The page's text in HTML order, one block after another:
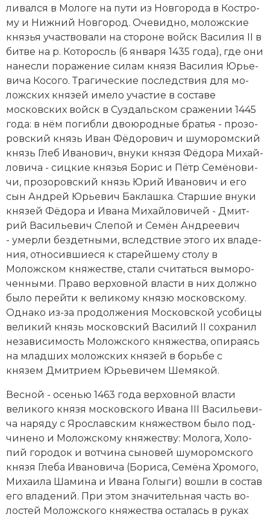
ли­вал­ся в Мо­ло­ге на пу­ти из Нов­го­ро­да в Ко­ст­ро­
му и Ниж­ний Нов­го­род. Оче­вид­но, мо­лож­ские
кня­зья уча­ст­во­ва­ли на сто­ро­не войск Ва­си­лия II в
бит­ве на р. Ко­то­росль (6 января 1435 года), где они
на­нес­ли по­ра­же­ние си­лам князя Ва­си­лия Юрь­е­
ви­ча Ко­со­го. Тра­гические по­след­ст­вия для мо­
лож­ских кня­зей име­ло уча­стие в со­ста­ве
московских войск в Суз­даль­ском сра­же­нии 1445
года: в нём по­гиб­ли двою­род­ные бра­тья - про­зо­
ров­ский князь Иван Фё­до­ро­вич и шу­мо­ром­ский
князь Глеб Ива­но­вич, вну­ки князя Фё­до­ра Ми­хай­
ло­ви­ча - сиц­кие кня­зья Бо­рис и Пётр Се­мё­но­ви­
чи, про­зо­ров­ский князь Юрий Ива­но­вич и его
сын Ан­д­рей Юрь­е­вич Бак­лаш­ка. Стар­шие вну­ки
кня­зей Фё­до­ра и Ива­на Ми­хай­ло­ви­чей - Дмит­
рий Ва­силь­е­вич Сле­пой и Се­мён Ан­д­рее­вич
- умер­ли без­дет­ны­ми, вслед­ст­вие это­го их вла­де­
ния, от­но­сив­шие­ся к ста­рей­ше­му сто­лу в
Моложском княжестве, ста­ли счи­тать­ся вы­мо­ро­
чен­ны­ми. Пра­во вер­хов­ной вла­сти в них долж­но
бы­ло пе­рей­ти к великому кня­зю мо­с­ков­ско­му.
Од­на­ко из-за про­дол­же­ния Московской усо­би­цы
великий князь мо­с­ков­ский Ва­си­лий II со­хра­нил
не­за­ви­си­мость Моложского княжества, опи­ра­ясь
на млад­ших мо­лож­ских кня­зей в борь­бе с
князем Дмит­ри­ем Юрь­е­ви­чем Ше­мя­кой.
Вес­ной - осе­нью 1463 года вер­хов­ной вла­сти
великого князя мо­с­ков­ско­го Ива­на III Ва­силь­е­ви­
ча на­ря­ду с Яро­слав­ским княжеством бы­ло под­
чи­не­но и Моложскому княжеству: Мо­ло­га, Хо­ло­
пий го­ро­док и вот­чи­на сы­но­вей шу­мо­ром­ско­го
князя Гле­ба Ива­но­ви­ча (Бо­ри­са, Се­мё­на Хро­мо­го,
Ми­хаи­ла Ша­ми­на и Ива­на Го­лы­ги) во­шли в со­став
его вла­де­ний. При этом зна­чительная часть во­
лос­тей Моложского княжества ос­та­лась в ру­ках